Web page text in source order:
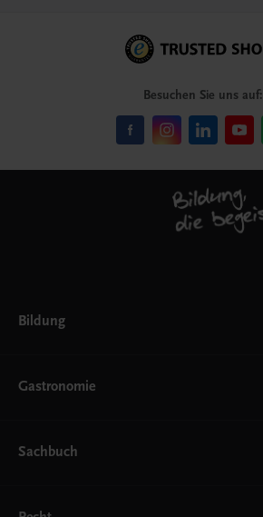
Besuchen Sie uns auf:
Bildung
AHS
EWF/ZWF
FW
Gastronomie
Getränke
Service
Sachbuch